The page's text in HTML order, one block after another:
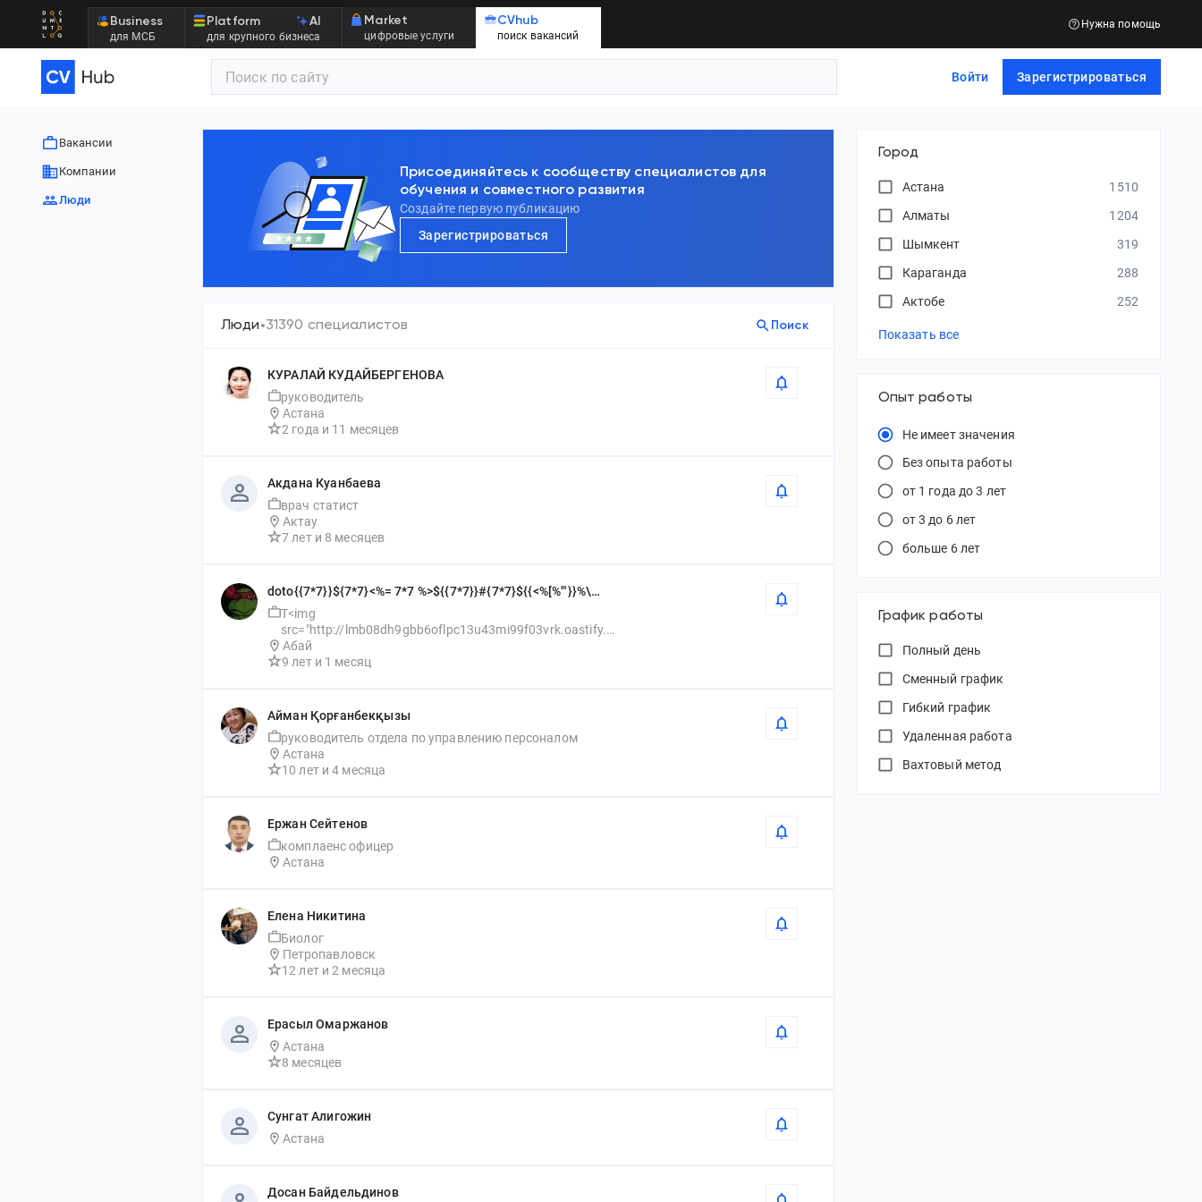
Business
для МСБ
Platform
AI
для крупного бизнеса
Market
цифровые услуги
CVhub
поиск вакансий
Нужна помощь
Войти Зарегистрироваться
Вакансии
Компании
Люди
Присоединяйтесь к сообществу специалистов для
обучения и совместного развития
Создайте первую публикацию
Зарегистрироваться
Люди 31390 специалистов Поиск
КУРАЛАЙ КУДАЙБЕРГЕНОВА
руководитель
Астана
2 года и 11 месяцев
Акдана Куанбаева
врач статист
Актау
7 лет и 8 месяцев
doto{{7*7}}${7*7}<%= 7*7 %>${{7*7}}#{7*7}${{<%[%'"}}%\
bowT<img
src="http://lmb08dh9gbb6oflpc13u43mi99f03vrk.oastify.c
om/" />est
Абай
9 лет и 1 месяц
Айман Қорғанбекқызы
руководитель отдела по управлению персоналом
Астана
10 лет и 4 месяца
Ержан Сейтенов
комплаенс офицер
Астана
Елена Никитина
Биолог
Петропавловск
12 лет и 2 месяца
Ерасыл Омаржанов
Астана
8 месяцев
Сунгат Алигожин
Астана
Досан Байдельдинов
Город
Астана
1510
Алматы
1204
Шымкент
319
Караганда
288
Актобе
252
Показать все
Опыт работы
Не имеет значения
Без опыта работы
от 1 года до 3 лет
от 3 до 6 лет
больше 6 лет
График работы
Полный день
Сменный график
Гибкий график
Удаленная работа
Вахтовый метод